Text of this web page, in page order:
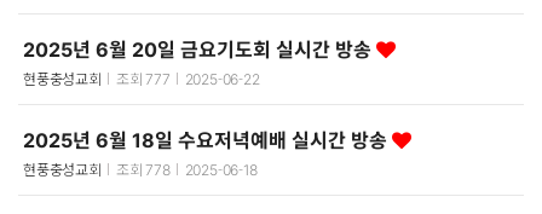
2025년 6월 20일 금요기도회 실시간 방송
현풍충성교회 조회777 2025-06-22
2025년 6월 18일 수요저녁예배 실시간 방송
현풍충성교회 조회778 2025-06-18